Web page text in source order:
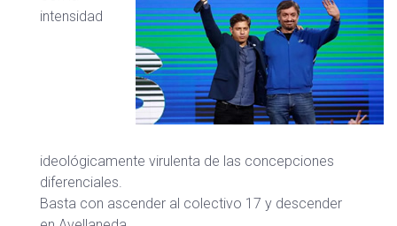
intensidad
ideológicamente virulenta de las concepciones
diferenciales.
Basta con ascender al colectivo 17 y descender